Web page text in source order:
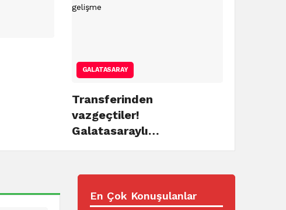
GALATASARAY
Transferinden
vazgeçtiler!
Galatasaraylı…
En Çok Konuşulanlar